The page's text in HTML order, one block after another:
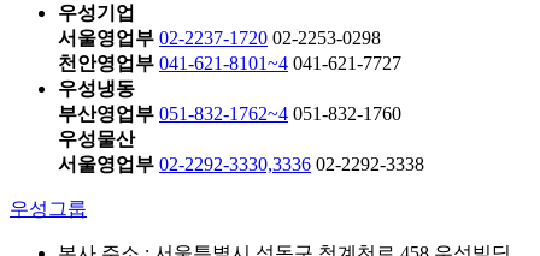
우성기업
서울영업부 02-2237-1720 02-2253-0298
천안영업부 041-621-8101~4 041-621-7727
우성냉동
부산영업부 051-832-1762~4 051-832-1760
우성물산
서울영업부 02-2292-3330,3336 02-2292-3338
우성그룹